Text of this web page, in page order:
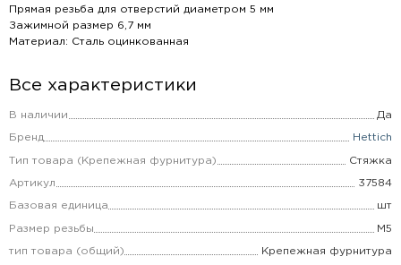
Прямая резьба для отверстий диаметром 5 мм
Зажимной размер 6,7 мм
Материал: Сталь оцинкованная
Все характеристики
В наличии Да
Бренд Hettich
Тип товара (Крепежная фурнитура) Стяжка
Артикул 37584
Базовая единица шт
Размер резьбы М5
тип товара (общий) Крепежная фурнитура